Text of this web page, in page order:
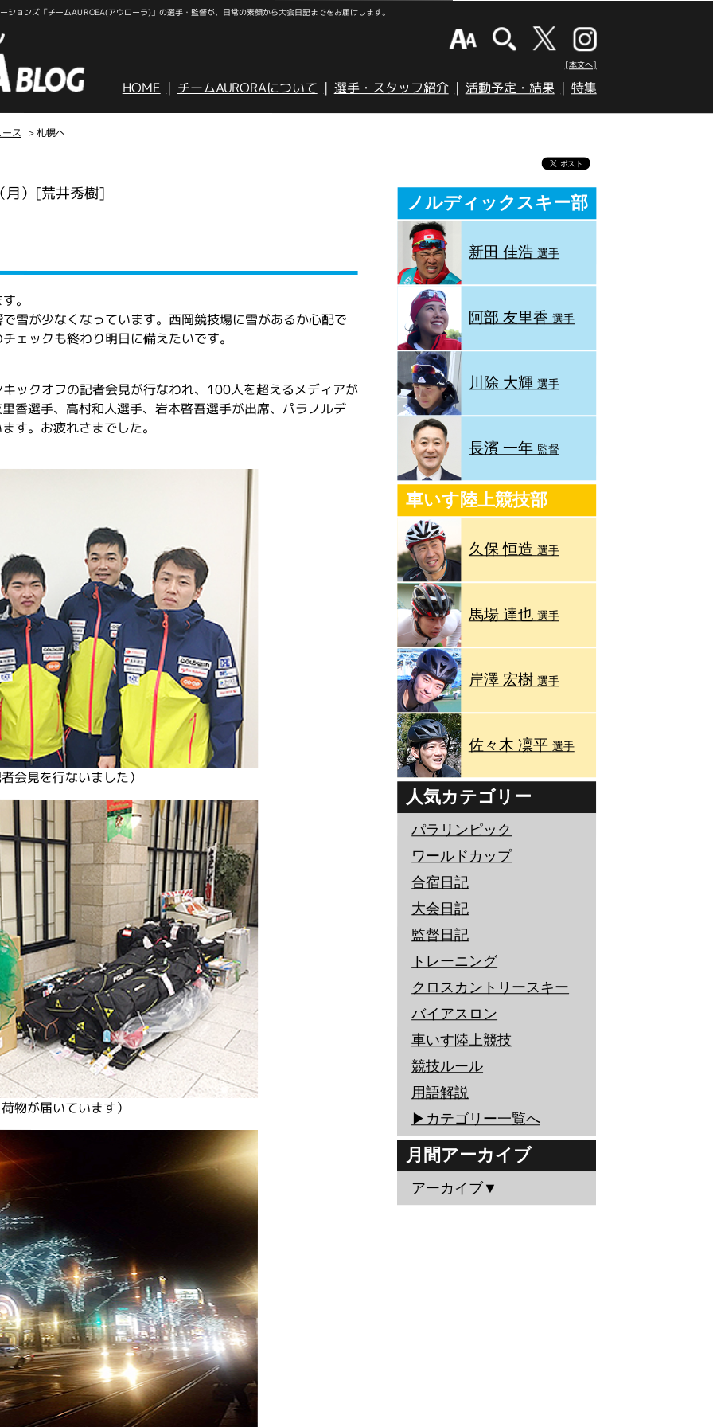
ョンズ「チームAUROEA(アウローラ)」の選手・監督が、日常の素顔から大会日記までをお届けします。
[本文へ]
HOME チームAURORAについて 選手・スタッフ紹介 活動予定・結果 特集
ス > 札幌へ
） [荒井秀樹]
。
雪が少なくなっています。西岡競技場に雪があるか心配で
ェックも終わり明日に備えたいです。
ックオフの記者会見が行なわれ、100人を超えるメディアが
香選手、高村和人選手、岩本啓吾選手が出席、パラノルデ
す。お疲れさまでした。
会見を行ないました）
物が届いています）
ノルディックスキー部
新田 佳浩選手
阿部 友里香選手
川除 大輝選手
長濱 一年 監督
車いす陸上競技部
久保 恒造 選手
馬場 達也 選手
岸澤 宏樹 選手
佐々木 凜平 選手
人気カテゴリー
パラリンピック
ワールドカップ
合宿日記
大会日記
監督日記
トレーニング
クロスカントリースキー
バイアスロン
車いす陸上競技
競技ルール
用語解説
▶︎カテゴリー一覧へ
月間アーカイブ
アーカイブ▼